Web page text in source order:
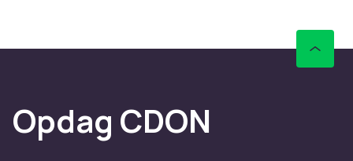
Handsker findes i mange forskellige modeller
og materialer tilpasset forskellige aktiviteter
Opdag CDON